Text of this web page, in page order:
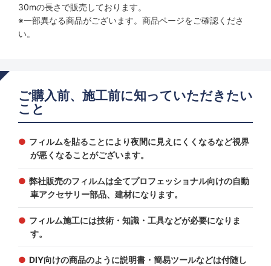
30mの長さで販売しております。
※一部異なる商品がございます。商品ページをご確認くださ
い。
ご購入前、施工前に知っていただきたい
こと
フィルムを貼ることにより夜間に見えにくくなるなど視界
が悪くなることがございます。
弊社販売のフィルムは全てプロフェッショナル向けの自動
車アクセサリー部品、建材になります。
フィルム施工には技術・知識・工具などが必要になりま
す。
DIY向けの商品のように説明書・簡易ツールなどは付随し